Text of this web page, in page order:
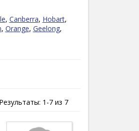
, Canberra, Hobart,
, Orange, Geelong,
Результаты: 1-7 из 7